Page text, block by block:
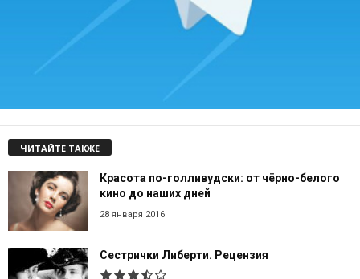
ЧИТАЙТЕ ТАКЖЕ
Красота по-голливудски: от чёрно-белого
кино до наших дней
28 января 2016
Сестрички Либерти. Рецензия